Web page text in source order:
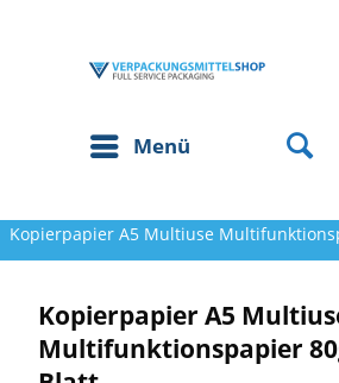
Menü
Kopierpapier A5 Multiuse
Kopierpapier A5
Multifunktionspapier